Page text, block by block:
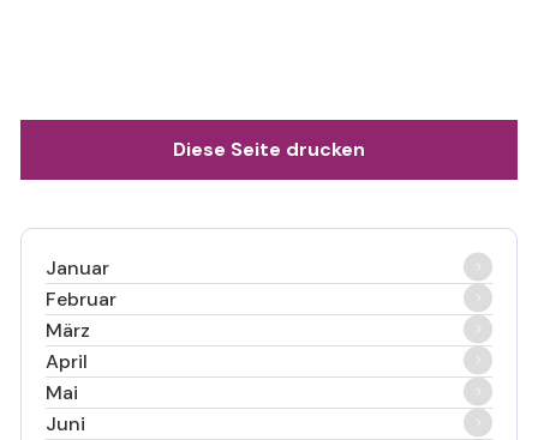
Diese Seite drucken
Januar
Februar
März
April
Mai
Juni